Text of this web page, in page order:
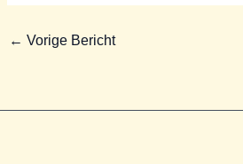
← Vorige Bericht